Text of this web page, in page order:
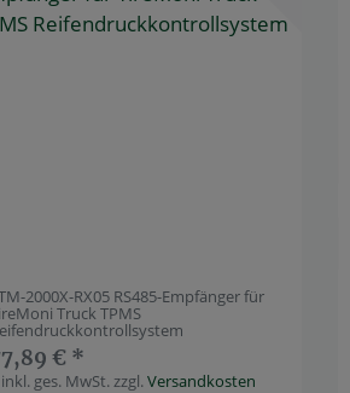
2000X-RX05 RS485-Empfänger für
Truck TPMS
€ *
inkl. ges. MwSt.zzgl.Versandkosten